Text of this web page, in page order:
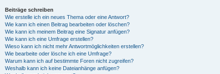
Beiträge schreiben
Wie erstelle ich ein neues Thema oder eine Antwort?
Wie kann ich einen Beitrag bearbeiten oder löschen?
Wie kann ich meinem Beitrag eine Signatur anfügen?
Wie kann ich eine Umfrage erstellen?
Wieso kann ich nicht mehr Antwortmöglichkeiten erstellen?
Wie bearbeite oder lösche ich eine Umfrage?
Warum kann ich auf bestimmte Foren nicht zugreifen?
Weshalb kann ich keine Dateianhänge anfügen?